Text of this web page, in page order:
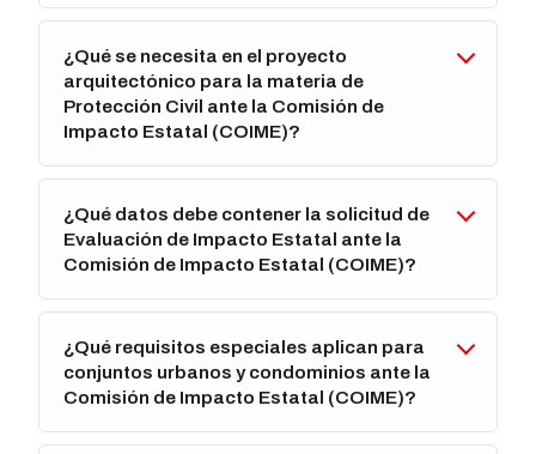
¿Qué se necesita en el proyecto
arquitectónico para la materia de
Protección Civil ante la Comisión de
Impacto Estatal (COIME)?
¿Qué datos debe contener la solicitud de
Evaluación de Impacto Estatal ante la
Comisión de Impacto Estatal (COIME)?
¿Qué requisitos especiales aplican para
conjuntos urbanos y condominios ante la
Comisión de Impacto Estatal (COIME)?